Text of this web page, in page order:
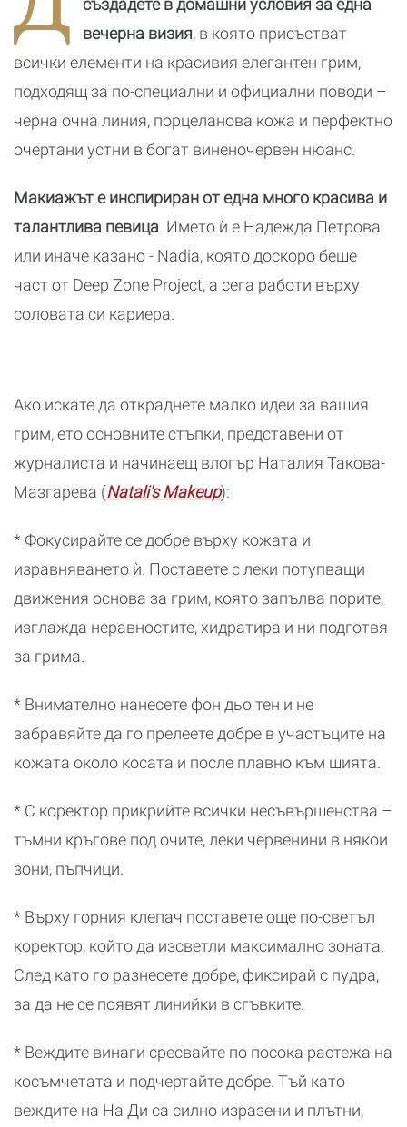
създадете в домашни условия за една
вечерна визия, в която присъстват
всички елементи на красивия елегантен грим,
подходящ за по-специални и официални поводи –
черна очна линия, порцеланова кожа и перфектно
очертани устни в богат виненочервен нюанс.
Макиажът е инспириран от една много красива и
талантлива певица. Името ѝ е Надежда Петрова
или иначе казано - Nadia, която доскоро беше
част от Deep Zone Project, а сега работи върху
соловата си кариера.
Ако искате да откраднете малко идеи за вашия
грим, ето основните стъпки, представени от
журналиста и начинаещ влогър Наталия Такова-
Мазгарева (Natali's Makeup):
* Фокусирайте се добре върху кожата и
изравняването ѝ. Поставете с леки потупващи
движения основа за грим, която запълва порите,
изглажда неравностите, хидратира и ни подготвя
за грима.
* Внимателно нанесете фон дьо тен и не
забравяйте да го прелеете добре в участъците на
кожата около косата и после плавно към шията.
* С коректор прикрийте всички несъвършенства –
тъмни кръгове под очите, леки червенини в някои
зони, пъпчици.
* Върху горния клепач поставете още по-светъл
коректор, който да изсветли максимално зоната.
След като го разнесете добре, фиксирай с пудра,
за да не се появят линийки в сгъвките.
* Веждите винаги сресвайте по посока растежа на
косъмчетата и подчертайте добре. Тъй като
веждите на На Ди са силно изразени и плътни,